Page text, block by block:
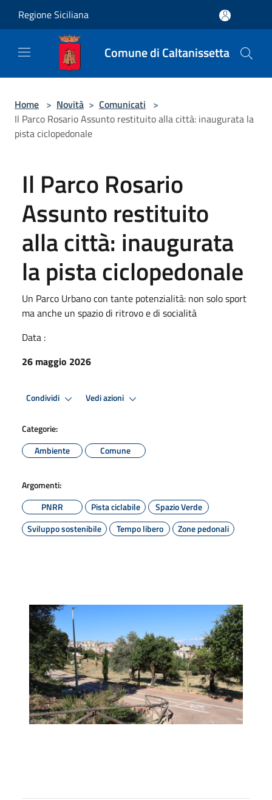
Regione Siciliana
Comune di Caltanissetta
Home > Novità > Comunicati >
Il Parco Rosario Assunto restituito alla città: inaugurata la
pista ciclopedonale
Il Parco Rosario
Assunto restituito
alla città: inaugurata
la pista ciclopedonale
Un Parco Urbano con tante potenzialità: non solo sport
ma anche un spazio di ritrovo e di socialità
Data :
26 maggio 2026
Condividi Vedi azioni
Categorie:
Ambiente
Comune
Argomenti:
PNRR
Pista ciclabile
Spazio Verde
Sviluppo sostenibile
Tempo libero Zone pedonali